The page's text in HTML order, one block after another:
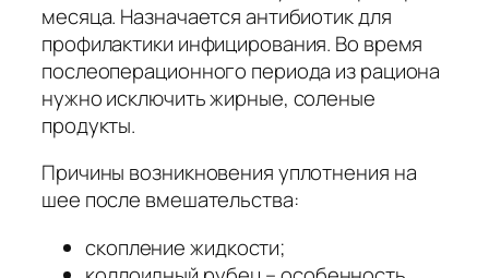
месяца. Назначается антибиотик для
профилактики инфицирования. Во время
послеоперационного периода из рациона
нужно исключить жирные, соленые
продукты.
Причины возникновения уплотнения на
шее после вмешательства:
скопление жидкости;